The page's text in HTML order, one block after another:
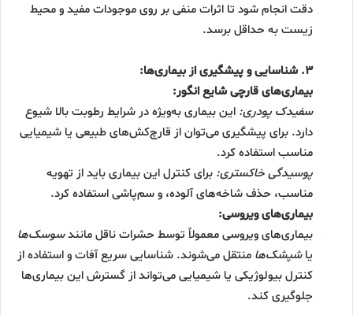
دقت انجام شود تا اثرات منفی بر روی موجودات مفید و محیط
زیست به حداقل برسد.
۳. شناسایی و پیشگیری از بیماری‌ها:
بیماری‌های قارچی شایع انگور:
سفیدک پودری: این بیماری به‌ویژه در شرایط رطوبت بالا شیوع
دارد. برای پیشگیری می‌توان از قارچ‌کش‌های طبیعی یا شیمیایی
مناسب استفاده کرد.
پوسیدگی خاکستری: برای کنترل این بیماری باید از تهویه
مناسب، حذف شاخه‌های آلوده، و سم‌پاشی استفاده کرد.
بیماری‌های ویروسی:
بیماری‌های ویروسی معمولاً توسط حشرات ناقل مانندسوسک‌ها
یاشپشک‌ها منتقل می‌شوند. شناسایی سریع آفات و استفاده از
کنترل بیولوژیکی یا شیمیایی می‌تواند از گسترش این بیماری‌ها
جلوگیری کند.